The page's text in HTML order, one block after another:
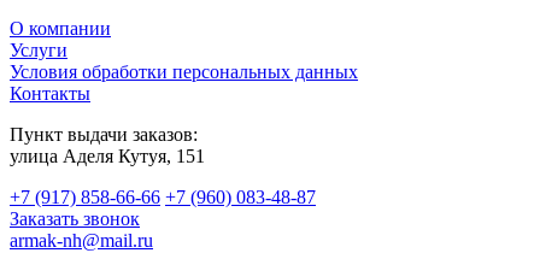
О компании
Услуги
Условия обработки персональных данных
Контакты
Пункт выдачи заказов:
​улица Аделя Кутуя, 151
+7 (917) 858-66-66 +7 (960) 083-48-87
Заказать звонок
armak-nh@mail.ru